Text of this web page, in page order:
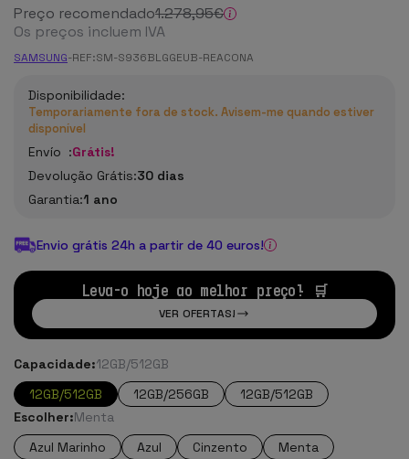
Preço recomendado1.278,95€
Os preços incluem IVA
SAMSUNG-REF:SM-S936BLGGEUB-REACONA
Disponibilidade:
Temporariamente fora de stock. Avisem-me quando estiver
disponível
Envío :Grátis!
Devolução Grátis:30 dias
Garantia:1 ano
Envio grátis 24h a partir de 40 euros!
Leva-o hoje ao melhor preço! 🛒
VER OFERTAS!
Capacidade:12GB/512GB
12GB/512GB
12GB/256GB
12GB/512GB
Escolher:Menta
Azul Marinho
Azul Cinzento Menta